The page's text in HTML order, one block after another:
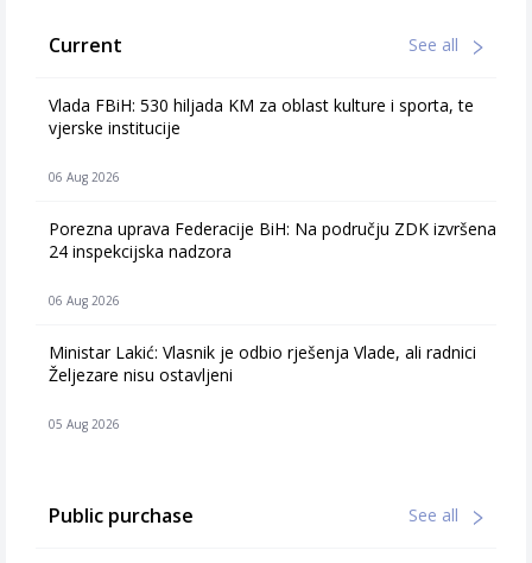
Current See all
Vlada FBiH: 530 hiljada KM za oblast kulture i sporta, te
vjerske institucije
06 Aug 2026
Porezna uprava Federacije BiH: Na području ZDK izvršena
24 inspekcijska nadzora
06 Aug 2026
Ministar Lakić: Vlasnik je odbio rješenja Vlade, ali radnici
Željezare nisu ostavljeni
05 Aug 2026
Public purchase See all